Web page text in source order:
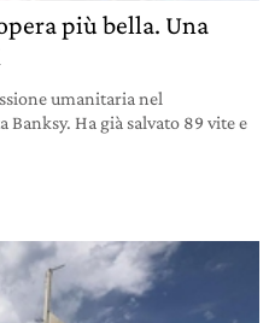
più bella. Una
umanitaria nel
Ha già salvato 89 vite e